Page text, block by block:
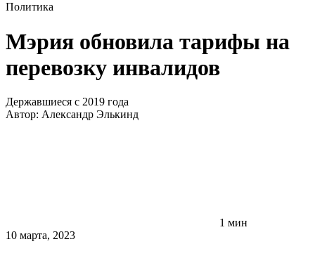
Политика
Мэрия обновила тарифы на
перевозку инвалидов
Державшиеся с 2019 года
Автор: Александр Элькинд
1 мин
10 марта, 2023